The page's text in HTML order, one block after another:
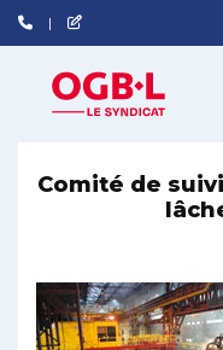
Comité de